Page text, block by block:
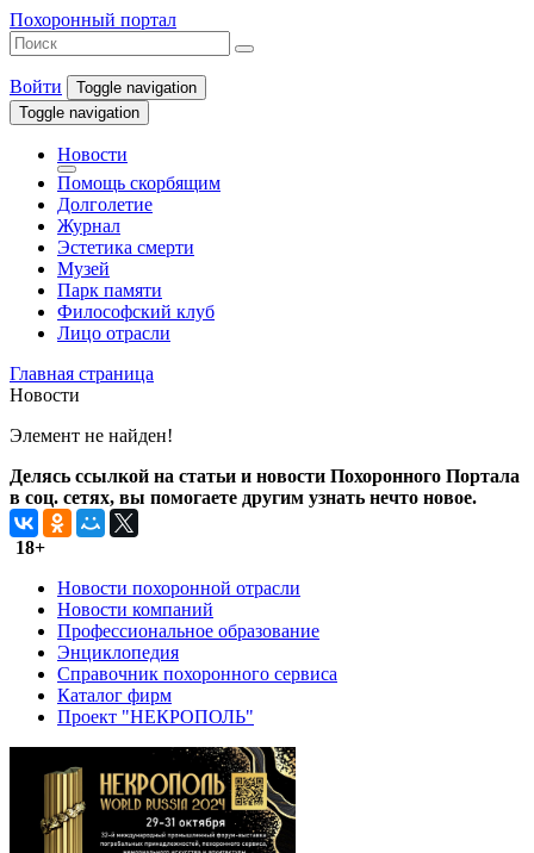
Похоронный портал
Войти
Toggle navigation
Toggle navigation
Новости
Помощь скорбящим
Долголетие
Журнал
Эстетика смерти
Музей
Парк памяти
Философский клуб
Лицо отрасли
Главная страница
Новости
Элемент не найден!
Делясь ссылкой на статьи и новости Похоронного Портала
в соц. сетях, вы помогаете другим узнать нечто новое.
18+
Новости похоронной отрасли
Новости компаний
Профессиональное образование
Энциклопедия
Справочник похоронного сервиса
Каталог фирм
Проект "НЕКРОПОЛЬ"